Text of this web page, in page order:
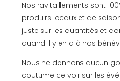
Nos ravitaillements sont
produits locaux et de
juste sur les quantités et
quand il y en a à nos
Nous ne donnons aucun
coutume de voir sur les